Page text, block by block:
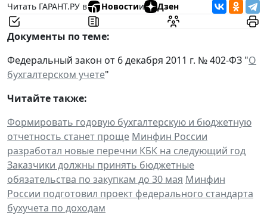
Читать ГАРАНТ.РУ в
Новостии Дзен
Документы по теме:
Федеральный закон от 6 декабря 2011 г. № 402-ФЗ "О
бухгалтерском учете"
Читайте также:
Формировать годовую бухгалтерскую и бюджетную
отчетность станет проще Минфин России
разработал новые перечни КБК на следующий год
Заказчики должны принять бюджетные
обязательства по закупкам до 30 мая Минфин
России подготовил проект федерального стандарта
бухучета по доходам